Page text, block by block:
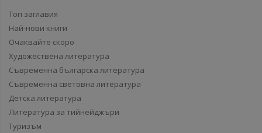
Топ заглавия
Най-нови книги
Очаквайте скоро
Художествена литература
Съвременна българска литература
Съвременна световна литература
Детска литература
Литература за тийнейджъри
Туризъм